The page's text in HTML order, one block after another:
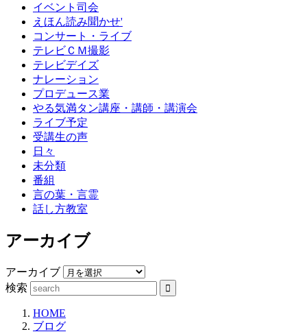
イベント司会
えほん読み聞かせ'
コンサート・ライブ
テレビＣＭ撮影
テレビデイズ
ナレーション
プロデュース業
やる気満タン講座・講師・講演会
ライブ予定
受講生の声
日々
未分類
番組
言の葉・言霊
話し方教室
アーカイブ
アーカイブ
検索
HOME
ブログ